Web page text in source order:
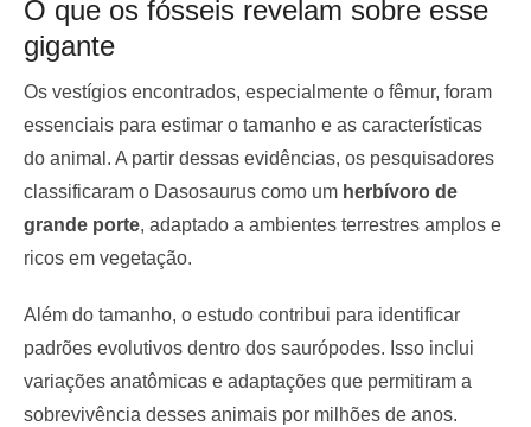
O que os fósseis revelam sobre esse
gigante
Os vestígios encontrados, especialmente o fêmur, foram
essenciais para estimar o tamanho e as características
do animal. A partir dessas evidências, os pesquisadores
classificaram o Dasosaurus como um herbívoro de
grande porte, adaptado a ambientes terrestres amplos e
ricos em vegetação.
Além do tamanho, o estudo contribui para identificar
padrões evolutivos dentro dos saurópodes. Isso inclui
variações anatômicas e adaptações que permitiram a
sobrevivência desses animais por milhões de anos.